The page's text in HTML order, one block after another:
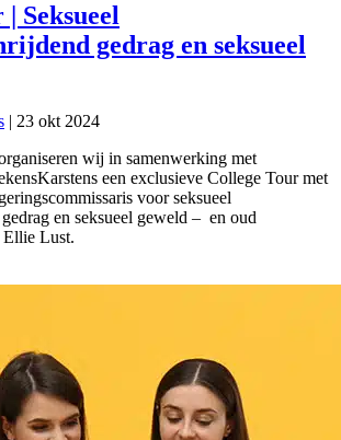
Seksueel
gedrag en seksueel
| 23 okt 2024
wij in samenwerking met
een exclusieve College Tour met
voor seksueel
en seksueel geweld – en oud
Lust.